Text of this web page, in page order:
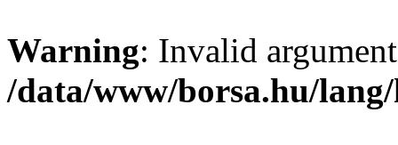
Warning: Invalid
/data/www/borsa.hu/